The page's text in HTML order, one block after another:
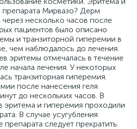
Мирвазо? Дерм
через несколько часов после
пациентов было описано
и транзиторной гиперемии в
чем наблюдалось до лечения.
эритемы отмечалась в течение
начала лечения. У некоторых
транзиторная гиперемия.
после нанесения геля
до нескольких часов. В
эритема и гиперемия проходили
В случае усугубления
следует прекратить.